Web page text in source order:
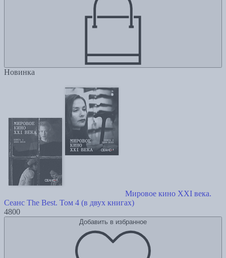
Новинка
Мировое кино XXI века.
Сеанс The Best. Том 4 (в двух книгах)
4800
Добавить в избранное